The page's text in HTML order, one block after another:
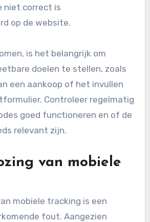
van gebruikersgedrag. Het is
fouten te vermijden om de
van
Dit kan gebeuren wanneer
zijn gedefinieerd of wanneer
correct is
op de website.